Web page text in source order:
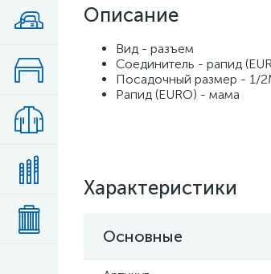
Описание
Вид - разъем
Соединитель - рапид
Посадочный размер - 1/
Рапид (EURO) - мама
Характеристики
Основные